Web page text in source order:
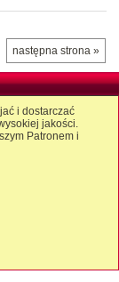
następna strona »
i dostarczać
jakości.
Patronem i